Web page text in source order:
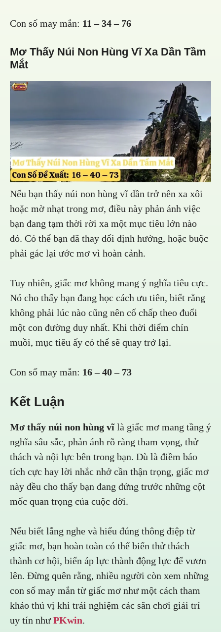
Con số may mắn: 11 – 34 – 76
Mơ Thấy Núi Non Hùng Vĩ Xa Dần Tầm
Mắt
Nếu bạn thấy núi non hùng vĩ dần trở nên xa xôi
hoặc mờ nhạt trong mơ, điều này phản ánh việc
bạn đang tạm thời rời xa một mục tiêu lớn nào
đó. Có thể bạn đã thay đổi định hướng, hoặc buộc
phải gác lại ước mơ vì hoàn cảnh.
Tuy nhiên, giấc mơ không mang ý nghĩa tiêu cực.
Nó cho thấy bạn đang học cách ưu tiên, biết rằng
không phải lúc nào cũng nên cố chấp theo đuổi
một con đường duy nhất. Khi thời điểm chín
muồi, mục tiêu ấy có thể sẽ quay trở lại.
Con số may mắn: 16 – 40 – 73
Kết Luận
Mơ thấy núi non hùng vĩ là giấc mơ mang tầng ý
nghĩa sâu sắc, phản ánh rõ ràng tham vọng, thử
thách và nội lực bên trong bạn. Dù là điềm báo
tích cực hay lời nhắc nhở cần thận trọng, giấc mơ
này đều cho thấy bạn đang đứng trước những cột
mốc quan trọng của cuộc đời.
Nếu biết lắng nghe và hiểu đúng thông điệp từ
giấc mơ, bạn hoàn toàn có thể biến thử thách
thành cơ hội, biến áp lực thành động lực để vươn
lên. Đừng quên rằng, nhiều người còn xem những
con số may mắn từ giấc mơ như một cách tham
khảo thú vị khi trải nghiệm các sân chơi giải trí
uy tín nhưPKwin.